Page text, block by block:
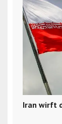
Iran wirft